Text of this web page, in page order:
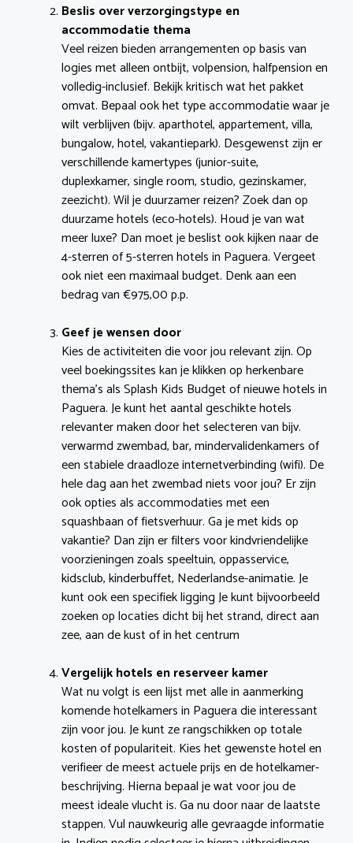
Beslis over verzorgingstype en
accommodatie thema
Veel reizen bieden arrangementen op basis van
logies met alleen ontbijt, volpension, halfpension en
volledig-inclusief. Bekijk kritisch wat het pakket
omvat. Bepaal ook het type accommodatie waar je
wilt verblijven (bijv. aparthotel, appartement, villa,
bungalow, hotel, vakantiepark). Desgewenst zijn er
verschillende kamertypes (junior-suite,
duplexkamer, single room, studio, gezinskamer,
zeezicht). Wil je duurzamer reizen? Zoek dan op
duurzame hotels (eco-hotels). Houd je van wat
meer luxe? Dan moet je beslist ook kijken naar de
4-sterren of 5-sterren hotels in Paguera. Vergeet
ook niet een maximaal budget. Denk aan een
bedrag van €975,00 p.p.
Geef je wensen door
Kies de activiteiten die voor jou relevant zijn. Op
veel boekingssites kan je klikken op herkenbare
thema’s als Splash Kids Budget of nieuwe hotels in
Paguera. Je kunt het aantal geschikte hotels
relevanter maken door het selecteren van bijv.
verwarmd zwembad, bar, mindervalidenkamers of
een stabiele draadloze internetverbinding (wifi). De
hele dag aan het zwembad niets voor jou? Er zijn
ook opties als accommodaties met een
squashbaan of fietsverhuur. Ga je met kids op
vakantie? Dan zijn er filters voor kindvriendelijke
voorzieningen zoals speeltuin, oppasservice,
kidsclub, kinderbuffet, Nederlandse-animatie. Je
kunt ook een specifiek ligging Je kunt bijvoorbeeld
zoeken op locaties dicht bij het strand, direct aan
zee, aan de kust of in het centrum
Vergelijk hotels en reserveer kamer
Wat nu volgt is een lijst met alle in aanmerking
komende hotelkamers in Paguera die interessant
zijn voor jou. Je kunt ze rangschikken op totale
kosten of populariteit. Kies het gewenste hotel en
verifieer de meest actuele prijs en de hotelkamer-
beschrijving. Hierna bepaal je wat voor jou de
meest ideale vlucht is. Ga nu door naar de laatste
stappen. Vul nauwkeurig alle gevraagde informatie